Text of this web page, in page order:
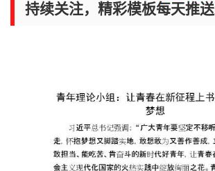
持续关注，精彩模板每天推送